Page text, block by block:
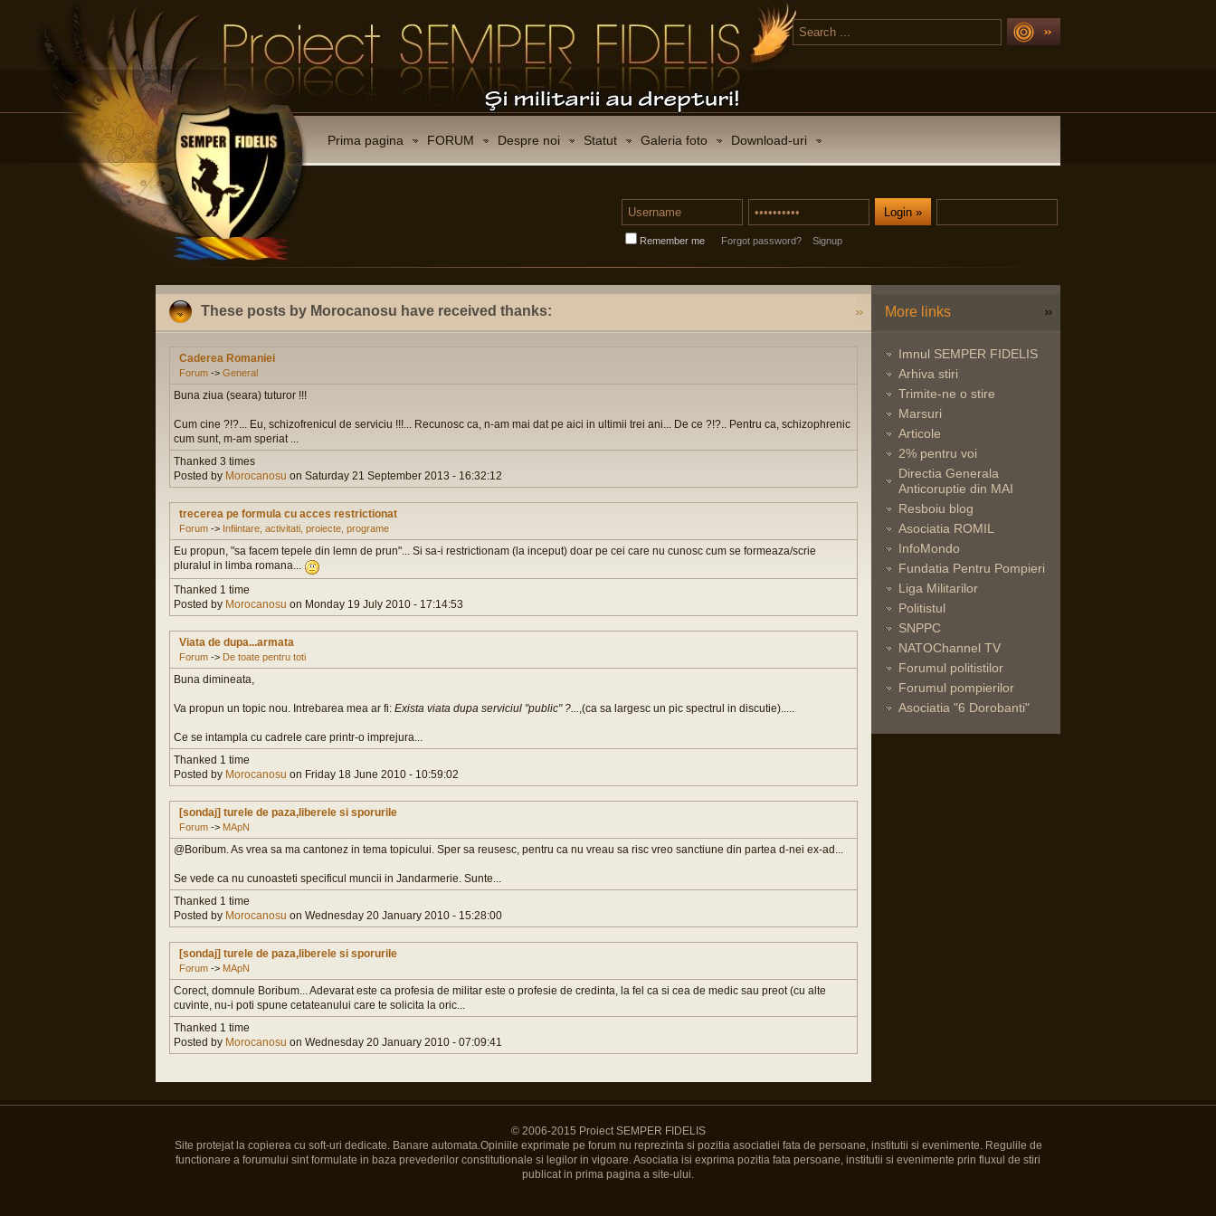
Prima pagina FORUM Despre noi Statut Galeria foto Download-uri
Remember me Forgot password? Signup
These posts by Morocanosu have received thanks:
Caderea Romaniei
Forum -> General
Buna ziua (seara) tuturor !!!
Cum cine ?!?... Eu, schizofrenicul de serviciu !!!... Recunosc ca, n-am mai dat pe aici in ultimii trei ani... De ce ?!?.. Pentru ca, schizophrenic
cum sunt, m-am speriat ...
Thanked 3 times
Posted by Morocanosu on Saturday 21 September 2013 - 16:32:12
trecerea pe formula cu acces restrictionat
Forum -> Infiintare, activitati, proiecte, programe
Eu propun, "sa facem tepele din lemn de prun"... Si sa-i restrictionam (la inceput) doar pe cei care nu cunosc cum se formeaza/scrie
pluralul in limba romana...
Thanked 1 time
Posted by Morocanosu on Monday 19 July 2010 - 17:14:53
Viata de dupa...armata
Forum -> De toate pentru toti
Buna dimineata,
Va propun un topic nou. Intrebarea mea ar fi: Exista viata dupa serviciul "public" ?...,(ca sa largesc un pic spectrul in discutie).....
Ce se intampla cu cadrele care printr-o imprejura...
Thanked 1 time
Posted by Morocanosu on Friday 18 June 2010 - 10:59:02
[sondaj] turele de paza,liberele si sporurile
Forum -> MApN
@Boribum. As vrea sa ma cantonez in tema topicului. Sper sa reusesc, pentru ca nu vreau sa risc vreo sanctiune din partea d-nei ex-ad...
Se vede ca nu cunoasteti specificul muncii in Jandarmerie. Sunte...
Thanked 1 time
Posted by Morocanosu on Wednesday 20 January 2010 - 15:28:00
[sondaj] turele de paza,liberele si sporurile
Forum -> MApN
Corect, domnule Boribum... Adevarat este ca profesia de militar este o profesie de credinta, la fel ca si cea de medic sau preot (cu alte
cuvinte, nu-i poti spune cetateanului care te solicita la oric...
Thanked 1 time
Posted by Morocanosu on Wednesday 20 January 2010 - 07:09:41
More links
Imnul SEMPER FIDELIS
Arhiva stiri
Trimite-ne o stire
Marsuri
Articole
2% pentru voi
Directia Generala
Anticoruptie din MAI
Resboiu blog
Asociatia ROMIL
InfoMondo
Fundatia Pentru Pompieri
Liga Militarilor
Politistul
SNPPC
NATOChannel TV
Forumul politistilor
Forumul pompierilor
Asociatia "6 Dorobanti"
© 2006-2015 Proiect SEMPER FIDELIS
Site protejat la copierea cu soft-uri dedicate. Banare automata.Opiniile exprimate pe forum nu reprezinta si pozitia asociatiei fata de persoane, institutii si evenimente. Regulile de
functionare a forumului sint formulate in baza prevederilor constitutionale si legilor in vigoare. Asociatia isi exprima pozitia fata persoane, institutii si evenimente prin fluxul de stiri
publicat in prima pagina a site-ului.